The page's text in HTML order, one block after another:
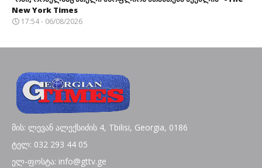
New York Times
17:54 - 06/08/2026
მის: ლევან ალექსიძის 4, Tbilisi, Georgia, 0186
ტელ: 032 293 44 05
ელ-ფოსტა: info@gttv.ge